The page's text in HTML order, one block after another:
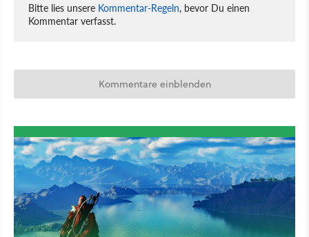
Bitte lies unsere Kommentar-Regeln, bevor Du einen
Kommentar verfasst.
Kommentare einblenden